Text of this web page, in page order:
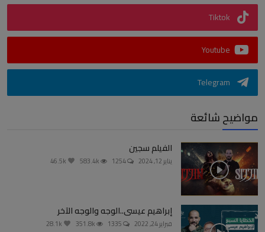
Tiktok
Youtube
Telegram
مواضيح شائعة
الفيلم سجين
يناير 12, 2024
إبراهيم عيسى..الوجه والوجه الآخر
فبراير 24, 2022